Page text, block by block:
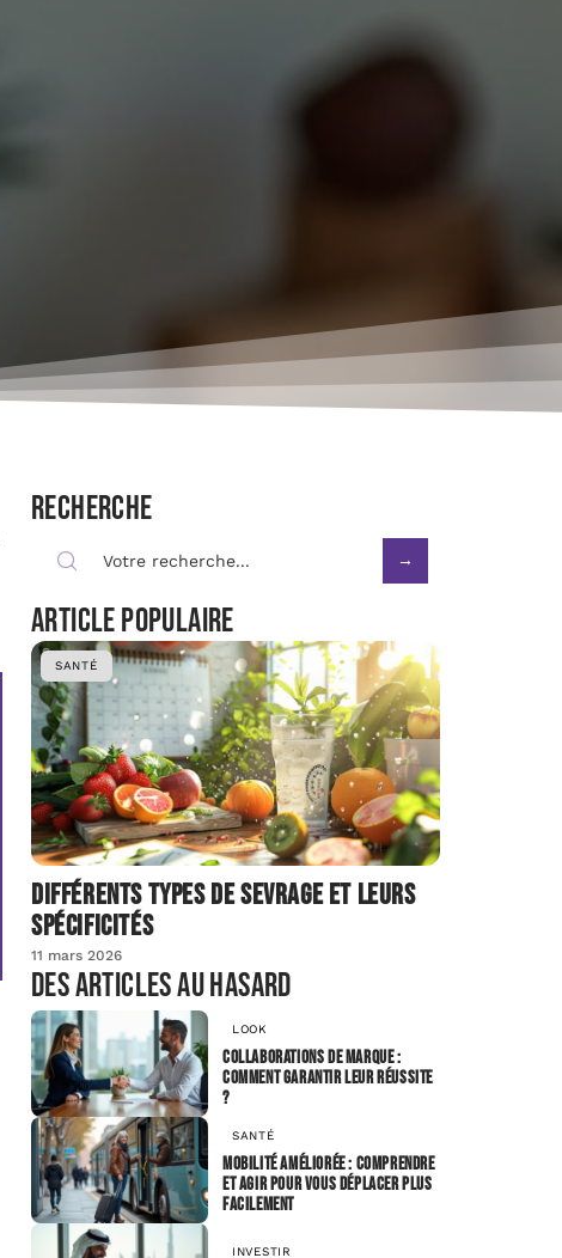
Recherche
Article populaire
SANTÉ
Différents types de sevrage et leurs
spécificités
11 mars 2026
Des articles au hasard
LOOK
Collaborations de marque :
comment garantir leur réussite
?
SANTÉ
Mobilité améliorée : comprendre
et agir pour vous déplacer plus
facilement
INVESTIR